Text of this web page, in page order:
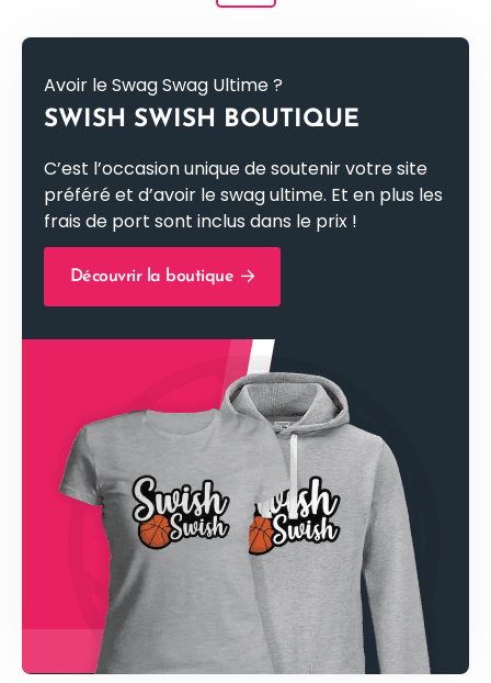
Avoir le Swag Swag Ultime ?
SWISH SWISH BOUTIQUE
C’est l’occasion unique de soutenir votre site
préféré et d’avoir le swag ultime. Et en plus les
frais de port sont inclus dans le prix !
Découvrir la boutique